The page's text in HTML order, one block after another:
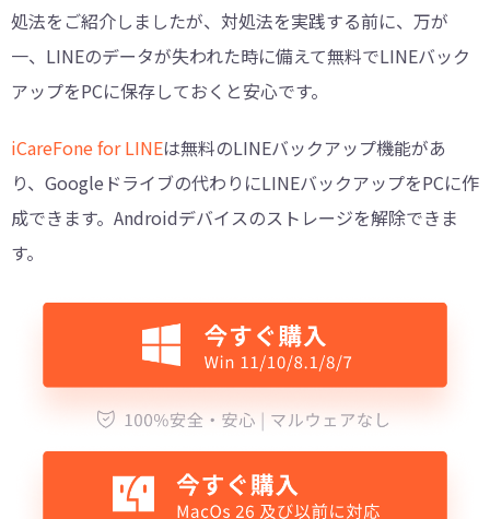
処法をご紹介しましたが、対処法を実践する前に、万が
一、LINEのデータが失われた時に備えて無料でLINEバック
アップをPCに保存しておくと安心です。
iCareFone for LINEは無料のLINEバックアップ機能があ
り、Googleドライブの代わりにLINEバックアップをPCに作
成できます。Androidデバイスのストレージを解除できま
す。